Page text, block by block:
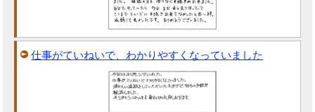
仕事がていねいで、わかりやすくなっていました